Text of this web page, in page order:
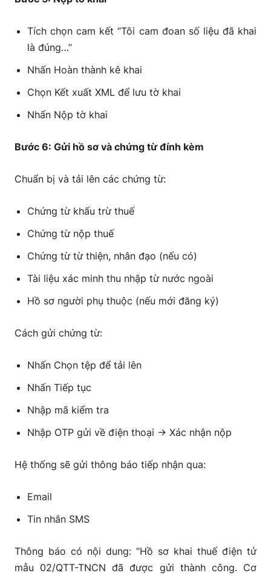
Tích chọn cam kết “Tôi cam đoan số liệu đã khai
là đúng…”
Nhấn Hoàn thành kê khai
Chọn Kết xuất XML để lưu tờ khai
Nhấn Nộp tờ khai
Bước 6: Gửi hồ sơ và chứng từ đính kèm
Chuẩn bị và tải lên các chứng từ:
Chứng từ khấu trừ thuế
Chứng từ nộp thuế
Chứng từ từ thiện, nhân đạo (nếu có)
Tài liệu xác minh thu nhập từ nước ngoài
Hồ sơ người phụ thuộc (nếu mới đăng ký)
Cách gửi chứng từ:
Nhấn Chọn tệp để tải lên
Nhấn Tiếp tục
Nhập mã kiểm tra
Nhập OTP gửi về điện thoại → Xác nhận nộp
Hệ thống sẽ gửi thông báo tiếp nhận qua:
Email
Tin nhắn SMS
Thông báo có nội dung: “Hồ sơ khai thuế điện tử
mẫu 02/QTT-TNCN đã được gửi thành công. Cơ